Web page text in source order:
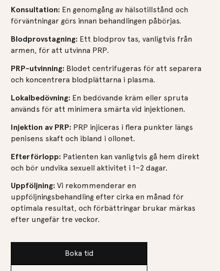
Konsultation: En genomgång av hälsotillstånd och
förväntningar görs innan behandlingen påbörjas.
Blodprovstagning: Ett blodprov tas, vanligtvis från
armen, för att utvinna PRP.
PRP-utvinning: Blodet centrifugeras för att separera
och koncentrera blodplättarna i plasma.
Lokalbedövning: En bedövande kräm eller spruta
används för att minimera smärta vid injektionen.
Injektion av PRP: PRP injiceras i flera punkter längs
penisens skaft och ibland i ollonet.
Efterförlopp: Patienten kan vanligtvis gå hem direkt
och bör undvika sexuell aktivitet i 1–2 dagar.
Uppföljning: Vi rekommenderar en
uppföljningsbehandling efter cirka en månad för
optimala resultat, och förbättringar brukar märkas
efter ungefär tre veckor.
Boka tid